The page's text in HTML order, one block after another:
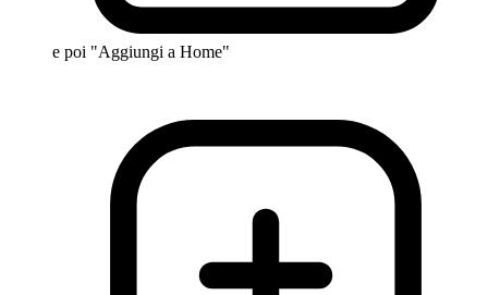
e poi "Aggiungi a Home"